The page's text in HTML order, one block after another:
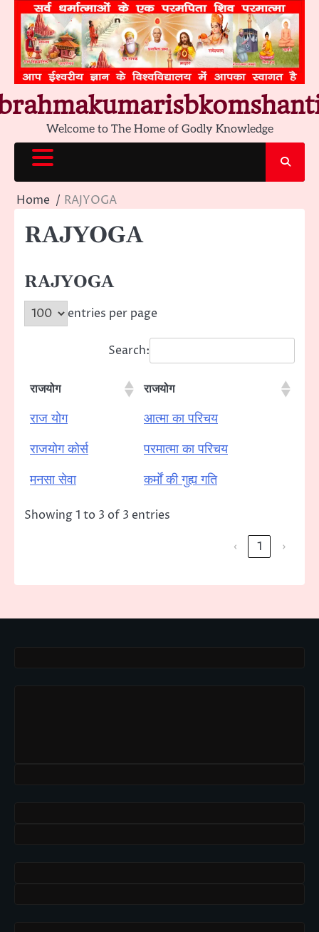
content
Welcome to The Home of Godly Knowledge
Home RAJYOGA
RAJYOGA
RAJYOGA
entries per page
Search:
राजयोग राजयोग
राज योग आत्मा का परिचय
राजयोग कोर्स परमात्मा का परिचय
मनसा सेवा कर्मों की गुह्य गति
Showing 1 to 3 of 3 entries
‹
1 ›